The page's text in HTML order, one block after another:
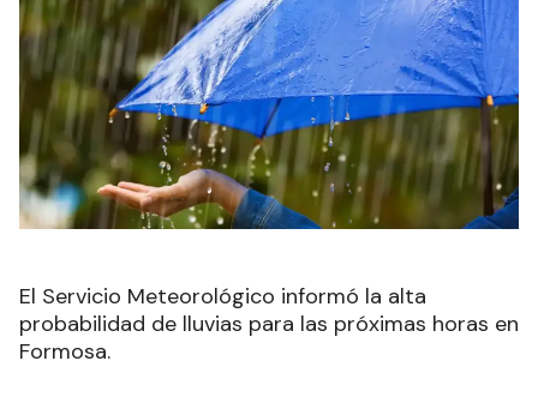
El Servicio Meteorológico informó la alta
probabilidad de lluvias para las próximas horas en
Formosa.